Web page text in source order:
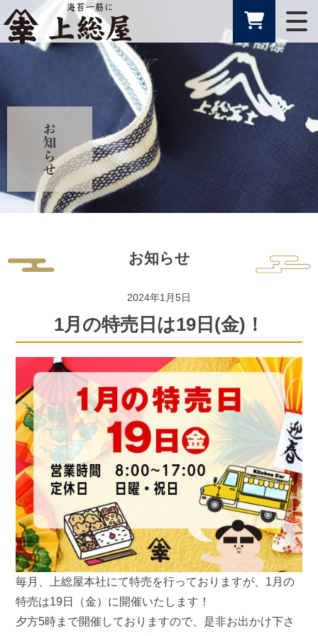
お知らせ
2024年1月5日
1月の特売日は19日(金)！
毎月、上総屋本社にて特売を行っておりますが、1月の
特売は19日（金）に開催いたします！
夕方5時まで開催しておりますので、是非お出かけ下さ